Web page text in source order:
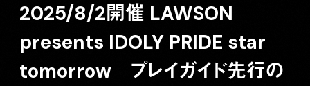
2025/8/2開催 LAWSON
presents IDOLY PRIDE star
tomorrow プレイガイド先行の